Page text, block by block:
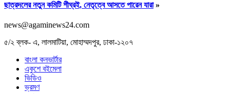
ছাত্রদলের নতুন কমিটি শীঘ্রই, নেতৃত্বে আসতে পারেন যারা»
news@agaminews24.com
৫/২ ব্লক- এ, লালমাটিয়া, মোহাম্মদপুর, ঢাকা-১২০৭
বাংলা কনভার্টার
একুশে বইমেলা
ভিডিও
ভ্রমণ